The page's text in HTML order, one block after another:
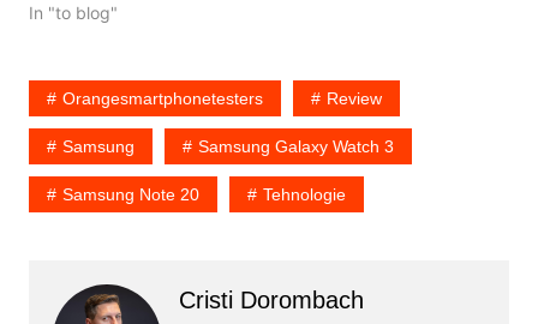
In "to blog"
Orangesmartphonetesters Review
Samsung Samsung Galaxy Watch 3
Samsung Note 20 Tehnologie
Cristi Dorombach